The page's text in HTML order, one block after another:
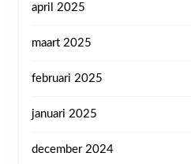
april 2025
maart 2025
februari 2025
januari 2025
december 2024